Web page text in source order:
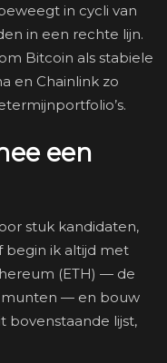
in cycli van
in een rechte lijn.
Bitcoin als stabiele
en Chainlink zo
een
stuk kandidaten,
begin ik altijd met
(ETH) — de
— en bouw
bovenstaande lijst,